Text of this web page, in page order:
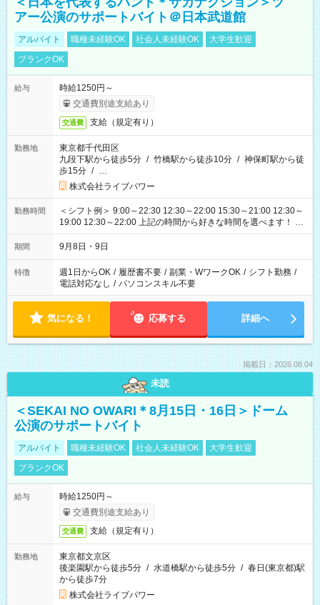
アー公演のサポートバイト＠日本武道館
アルバイト 職種未経験OK 社会人未経験OK
大学生歓迎
ブランクOK
給与
時給1250円～
交通費別途支給あり
交通費 支給（規定有り）
勤務地
東京都千代田区
九段下駅から徒歩5分 / 竹橋駅から徒歩10分 / 神保町駅から徒
歩15分 / …
株式会社ライブパワー
勤務時間
＜シフト例＞ 9:00～22:30 12:30～22:00 15:30～21:00 12:30～
19:00 12:30～22:00 上記の時間から好きな時間を選べます！ ※
時間は変更となる可能性があります
期間 9月8日・9日
特徴 週1日からOK / 履歴書不要 / 副業・WワークOK / シフト勤務 /
電話対応なし / パソコンスキル不要
気になる！ 応募する 詳細へ
掲載日：2026.08.04
未読
＜SEKAI NO OWARI＊8月15日・16日＞ドーム
公演のサポートバイト
アルバイト 職種未経験OK 社会人未経験OK
大学生歓迎
ブランクOK
給与
時給1250円～
交通費別途支給あり
交通費 支給（規定有り）
勤務地
東京都文京区
後楽園駅から徒歩5分 / 水道橋駅から徒歩5分 / 春日(東京都)駅
から徒歩7分
株式会社ライブパワー